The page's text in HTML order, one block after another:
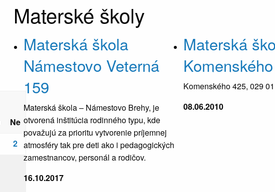
Ne
2
Materské školy
Materská škola
Námestovo Veterná
159
Materská škola – Námestovo Brehy, je
otvorená inštitúcia rodinného typu, kde
považujú za prioritu vytvorenie príjemnej
atmosféry tak pre deti ako i pedagogických
zamestnancov, personál a rodičov.
16.10.2017
Materská
Komenského 425, 029
08.06.2010